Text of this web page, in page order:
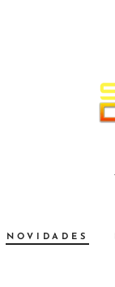
NOVIDADES